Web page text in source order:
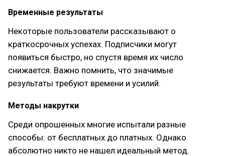
Временные результаты
Некоторые пользователи рассказывают о
краткосрочных успехах. Подписчики могут
появиться быстро, но спустя время их число
снижается. Важно помнить, что значимые
результаты требуют времени и усилий.
Методы накрутки
Среди опрошенных многие испытали разные
способы: от бесплатных до платных. Однако
абсолютно никто не нашел идеальный метод.